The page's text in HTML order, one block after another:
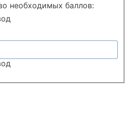
необходимых баллов: